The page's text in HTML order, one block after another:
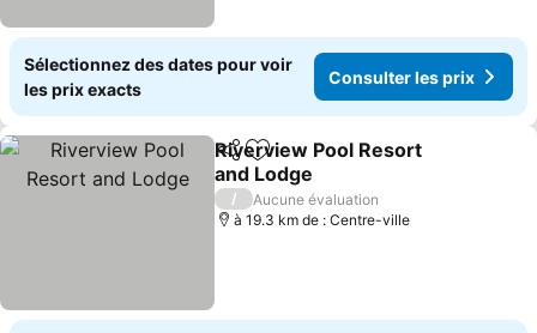
Sélectionnez des dates pour voir
les prix exacts
Consulter les prix
PartagerAjouter à mes favoris
Riverview Pool Resort
and Lodge
/
Aucune évaluation
à 19.3 km de : Centre-ville